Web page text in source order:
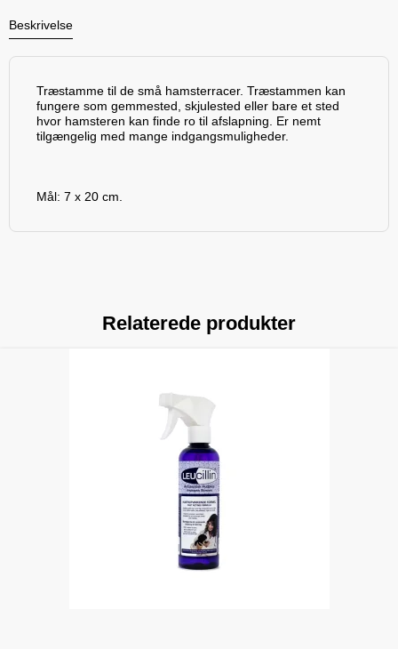
Beskrivelse
Træstamme til de små hamsterracer. Træstammen kan
fungere som gemmested, skjulested eller bare et sted
hvor hamsteren kan finde ro til afslapning. Er nemt
tilgængelig med mange indgangsmuligheder.
Mål: 7 x 20 cm.
Relaterede produkter